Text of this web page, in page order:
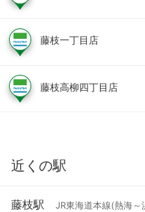
藤枝一丁目店
藤枝高柳四丁目店
近くの駅
藤枝駅 JR東海道本線(熱海～